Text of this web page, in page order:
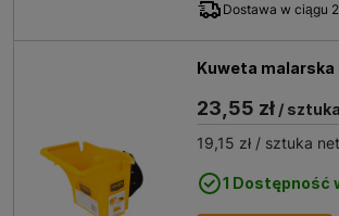
Dostawa w ciągu
Kuweta malarska
23,55 zł /
19,15 zł / sztuka
1 Dostępność